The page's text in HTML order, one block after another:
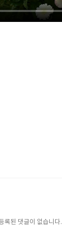
록된 댓글이 없습니다.